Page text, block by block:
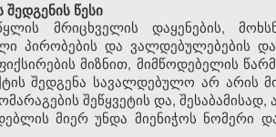
წესი
მრიცხველის დაყენების,
პირობების და ვალდებულებების
მიზნით, მიმწოდებელის
შედგენა სავალდებულო არ
შეწყვეტის და, შესაბამისად,
მიერ უნდა მიენიჭოს ნომერი